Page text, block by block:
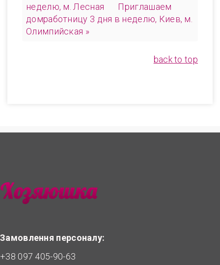
неделю, м. Лесная
Приглашаем
домработницу 3 дня в неделю, Киев, м.
Олимпийская »
back to top
Замовлення персоналу:
+38 097 405-90-63